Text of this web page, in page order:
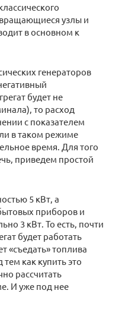
узлы и
в основном к
генераторов
будет не
то расход
с показателем
в таком режиме
время. Для того
приведем простой
5 кВт, а
приборов и
3 кВт. То есть, почти
будет работать
«съедать» топлива
как купить это
рассчитать
И уже под нее